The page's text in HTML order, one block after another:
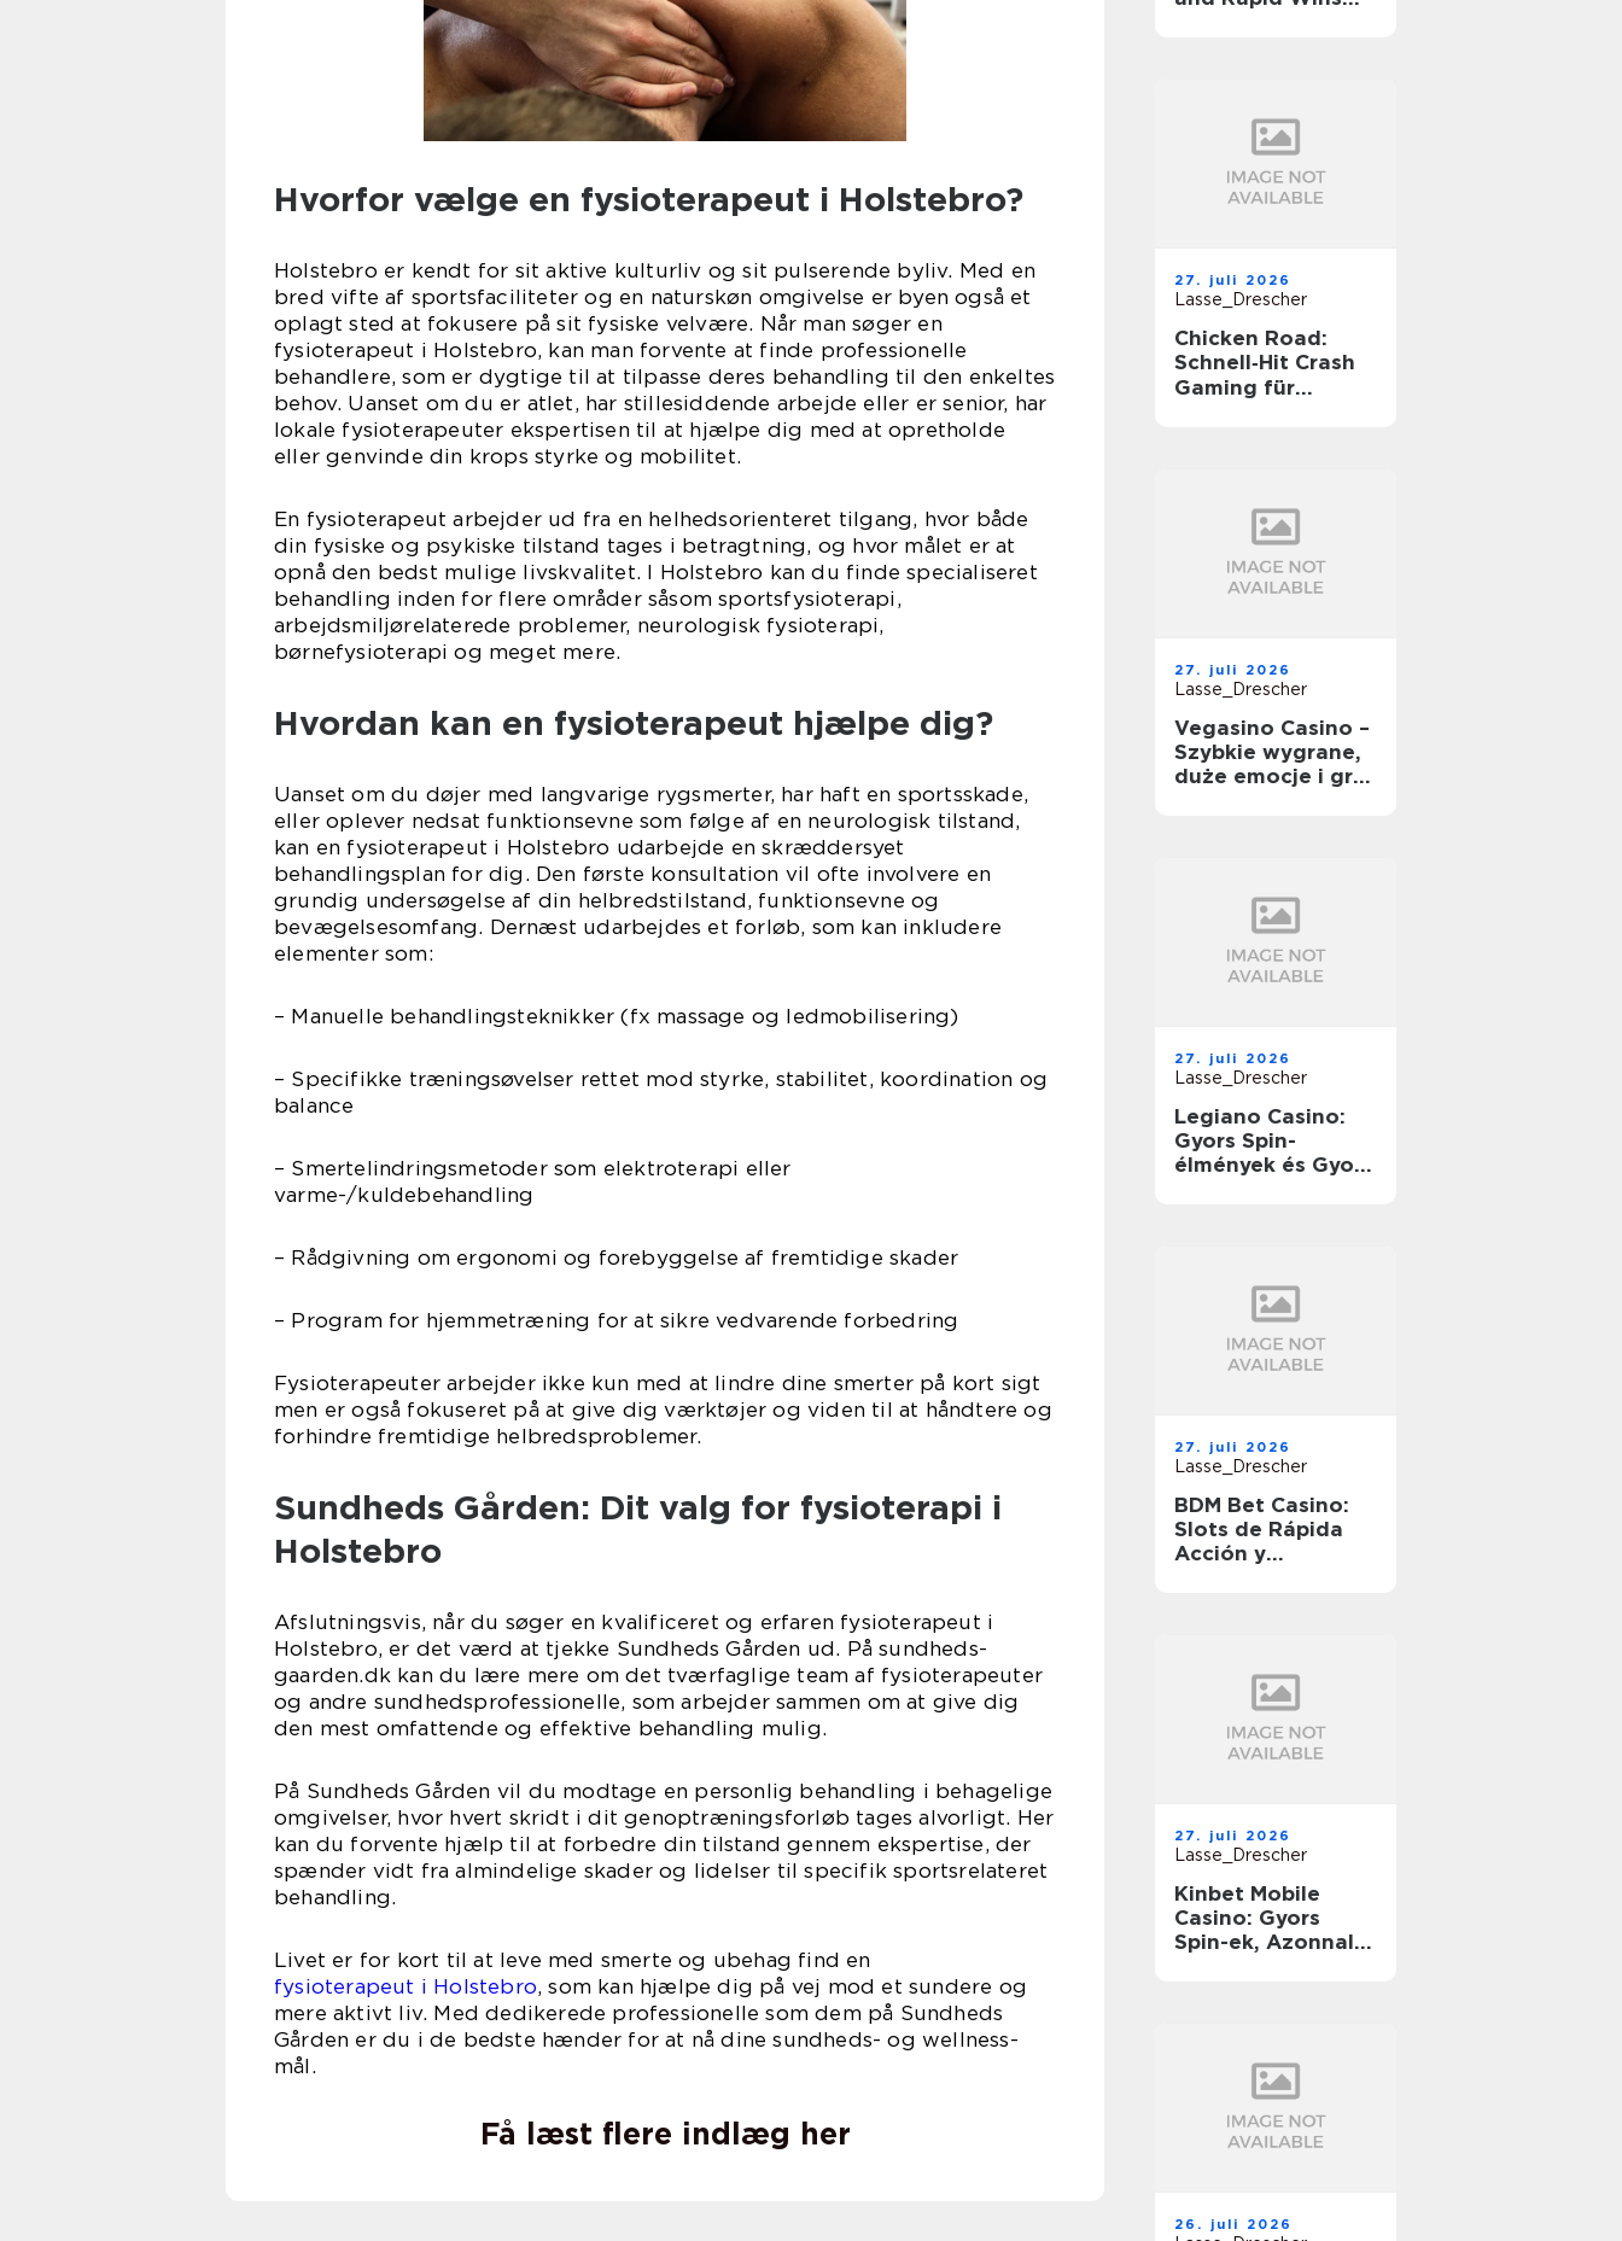
Hvorfor vælge en fysioterapeut i Holstebro?
Holstebro er kendt for sit aktive kulturliv og sit pulserende byliv. Med en
bred vifte af sportsfaciliteter og en naturskøn omgivelse er byen også et
oplagt sted at fokusere på sit fysiske velvære. Når man søger en
fysioterapeut i Holstebro, kan man forvente at finde professionelle
behandlere, som er dygtige til at tilpasse deres behandling til den enkeltes
behov. Uanset om du er atlet, har stillesiddende arbejde eller er senior, har
lokale fysioterapeuter ekspertisen til at hjælpe dig med at opretholde
eller genvinde din krops styrke og mobilitet.
En fysioterapeut arbejder ud fra en helhedsorienteret tilgang, hvor både
din fysiske og psykiske tilstand tages i betragtning, og hvor målet er at
opnå den bedst mulige livskvalitet. I Holstebro kan du finde specialiseret
behandling inden for flere områder såsom sportsfysioterapi,
arbejdsmiljørelaterede problemer, neurologisk fysioterapi,
børnefysioterapi og meget mere.
Hvordan kan en fysioterapeut hjælpe dig?
Uanset om du døjer med langvarige rygsmerter, har haft en sportsskade,
eller oplever nedsat funktionsevne som følge af en neurologisk tilstand,
kan en fysioterapeut i Holstebro udarbejde en skræddersyet
behandlingsplan for dig. Den første konsultation vil ofte involvere en
grundig undersøgelse af din helbredstilstand, funktionsevne og
bevægelsesomfang. Dernæst udarbejdes et forløb, som kan inkludere
elementer som:
– Manuelle behandlingsteknikker (fx massage og ledmobilisering)
– Specifikke træningsøvelser rettet mod styrke, stabilitet, koordination og
balance
– Smertelindringsmetoder som elektroterapi eller
varme-/kuldebehandling
– Rådgivning om ergonomi og forebyggelse af fremtidige skader
– Program for hjemmetræning for at sikre vedvarende forbedring
Fysioterapeuter arbejder ikke kun med at lindre dine smerter på kort sigt
men er også fokuseret på at give dig værktøjer og viden til at håndtere og
forhindre fremtidige helbredsproblemer.
Sundheds Gården: Dit valg for fysioterapi i
Holstebro
Afslutningsvis, når du søger en kvalificeret og erfaren fysioterapeut i
Holstebro, er det værd at tjekke Sundheds Gården ud. På sundheds-
gaarden.dk kan du lære mere om det tværfaglige team af fysioterapeuter
og andre sundhedsprofessionelle, som arbejder sammen om at give dig
den mest omfattende og effektive behandling mulig.
På Sundheds Gården vil du modtage en personlig behandling i behagelige
omgivelser, hvor hvert skridt i dit genoptræningsforløb tages alvorligt. Her
kan du forvente hjælp til at forbedre din tilstand gennem ekspertise, der
spænder vidt fra almindelige skader og lidelser til specifik sportsrelateret
behandling.
Livet er for kort til at leve med smerte og ubehag find en
fysioterapeut i Holstebro, som kan hjælpe dig på vej mod et sundere og
mere aktivt liv. Med dedikerede professionelle som dem på Sundheds
Gården er du i de bedste hænder for at nå dine sundheds- og wellness-
mål.
Få læst flere indlæg her
27. juli 2026
Lasse_Drescher
Chicken Road:
Schnell‑Hit Crash
Gaming für
27. juli 2026
Lasse_Drescher
Vegasino Casino –
Szybkie wygrane,
duże emocje i gra
27. juli 2026
Lasse_Drescher
Legiano Casino:
Gyors Spin-
élmények és Gyors
27. juli 2026
Lasse_Drescher
BDM Bet Casino:
Slots de Rápida
Acción y
27. juli 2026
Lasse_Drescher
Kinbet Mobile
Casino: Gyors
Spin-ek, Azonnali
26. juli 2026